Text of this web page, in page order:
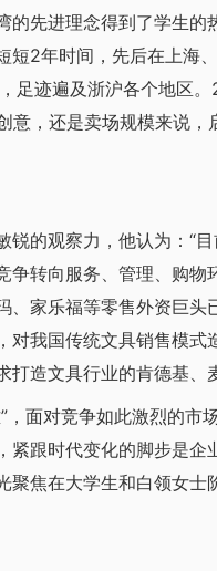
先进理念得到了学生的
短2年时间，先后在上海
足迹遍及浙沪各个地区
意，还是卖场规模来说
的观察力，他认为：“目
争转向服务、管理、购
、家乐福等零售外资巨
对我国传统文具销售模
打造文具行业的肯德基、
面对竞争如此激烈的市
紧跟时代变化的脚步是
聚焦在大学生和白领女